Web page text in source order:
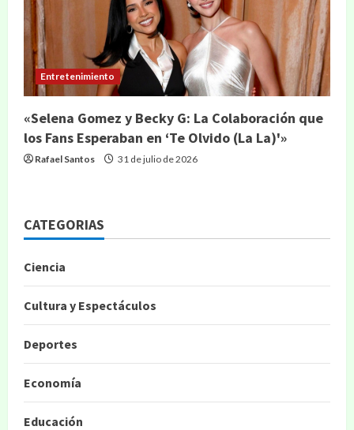
Entretenimiento
«Selena Gomez y Becky G: La Colaboración que
los Fans Esperaban en ‘Te Olvido (La La)'»
Rafael Santos 31 de julio de 2026
CATEGORIAS
Ciencia
Cultura y Espectáculos
Deportes
Economía
Educación